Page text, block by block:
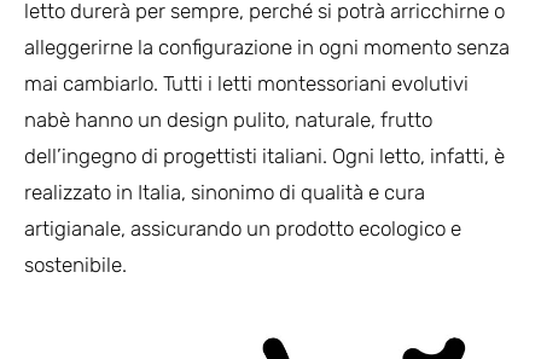
letto durerà per sempre, perché si potrà arricchirne o
alleggerirne la configurazione in ogni momento senza
mai cambiarlo. Tutti i letti montessoriani evolutivi
nabè hanno un design pulito, naturale, frutto
dell’ingegno di progettisti italiani. Ogni letto, infatti, è
realizzato in Italia, sinonimo di qualità e cura
artigianale, assicurando un prodotto ecologico e
sostenibile.